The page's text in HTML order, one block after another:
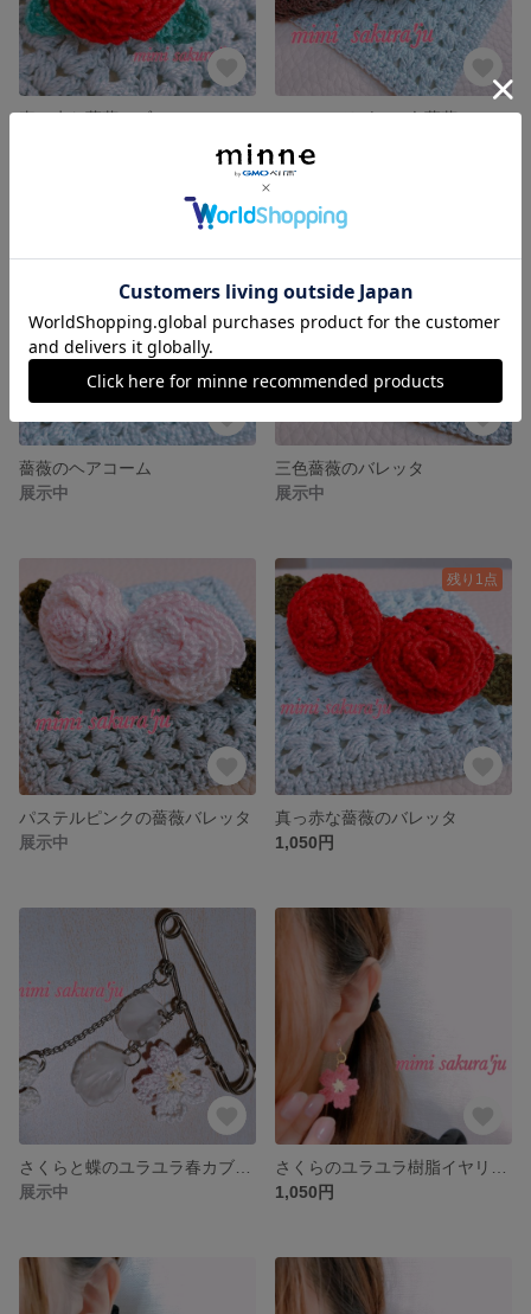
真っ赤な薔薇のブローチ
レースのリボンと白薔薇のヘアクリップ
薔薇のヘアコーム
展示中
三色薔薇のバレッタ
展示中
パステルピンクの薔薇バレッタ
展示中
残り1点
真っ赤な薔薇のバレッタ
1,050円
展示中
1,050円